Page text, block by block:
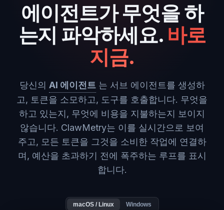
에이전트가 무엇을 하
는지 파악하세요. 바로
지금.
당신의 AI 에이전트 는 서브 에이전트를 생성하
고, 토큰을 소모하고, 도구를 호출합니다. 무엇을
하고 있는지, 무엇에 비용을 지불하는지 보이지
않습니다. ClawMetry는 이를 실시간으로 보여
주고, 모든 토큰을 그것을 소비한 작업에 연결하
며, 예산을 초과하기 전에 폭주하는 루프를 표시
합니다.
macOS / Linux Windows